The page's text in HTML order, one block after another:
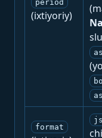
period
(ixtiyoriy)
format